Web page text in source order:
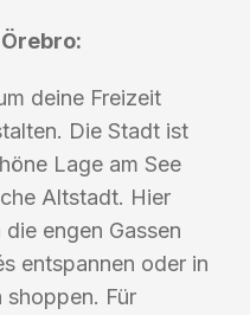
deine Freizeit
Die Stadt ist
Lage am See
Altstadt. Hier
engen Gassen
entspannen oder in
shoppen. Für